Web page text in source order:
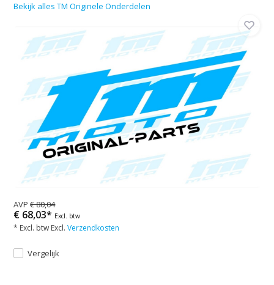
Bekijk alles TM Originele Onderdelen
AVP€ 80,04
€ 68,03* Excl. btw
* Excl. btw Excl.Verzendkosten
Vergelijk